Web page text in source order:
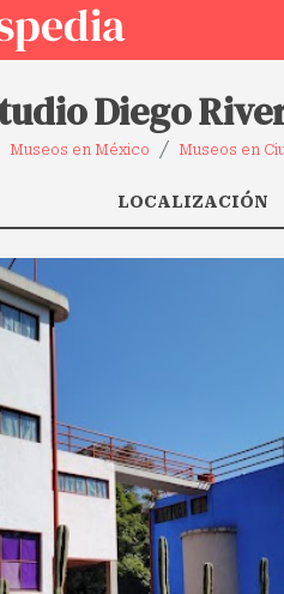
Diego
Museos en México Museos en
LOCALIZACIÓN